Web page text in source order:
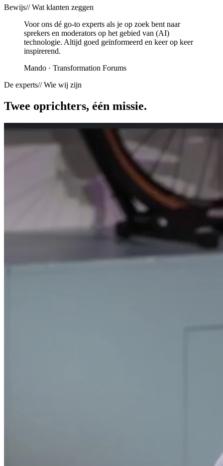
Bewijs// Wat klanten zeggen
Voor ons dé go-to experts als je op zoek bent naar
sprekers en moderators op het gebied van (AI)
technologie. Altijd goed geïnformeerd en keer op keer
inspirerend.
Mando · Transformation Forums
De experts// Wie wij zijn
Twee oprichters, één missie.